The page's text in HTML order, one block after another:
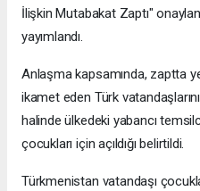
İlişkin Mutabakat Zaptı"
yayımlandı.
Anlaşma kapsamında, zaptta
ikamet eden Türk
halinde ülkedeki yabancı
çocukları için açıldığı belirtildi.
Türkmenistan vatandaşı